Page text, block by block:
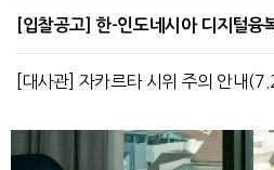
[입찰공고] 한-인도네시아 디지털융
[대사관] 자카르타 시위 주의 안내